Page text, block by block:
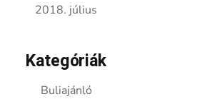
2018. július
Kategóriák
Buliajánló